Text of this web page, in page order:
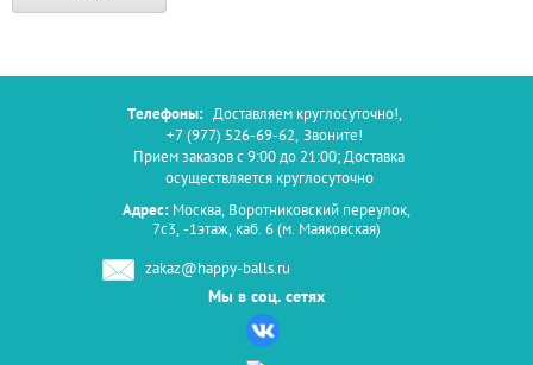
Телефоны: Доставляем круглосуточно!,
+7 (977) 526-69-62, Звоните!
Прием заказов с 9:00 до 21:00; Доставка
осуществляется круглосуточно
Адрес: Москва, Воротниковский переулок,
7с3, -1этаж, каб. 6 (м. Маяковская)
zakaz@happy-balls.ru
Мы в соц. сетях